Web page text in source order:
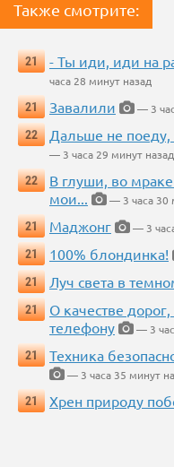
Также смотрите:
21 - Ты иди, иди на
часа 28 минут назад
21
Завалили
— 3
22
Дальше не поеду,
— 3 часа 29 минут назад
22
В глуши, во мраке
мои...
— 3 часа 30
21
Маджонг
— 3
21
100% блондинка!
21
Луч света в
21
О качестве
телефону
— 3
21
Техника
— 3 часа 35 минут
21
Хрен природу